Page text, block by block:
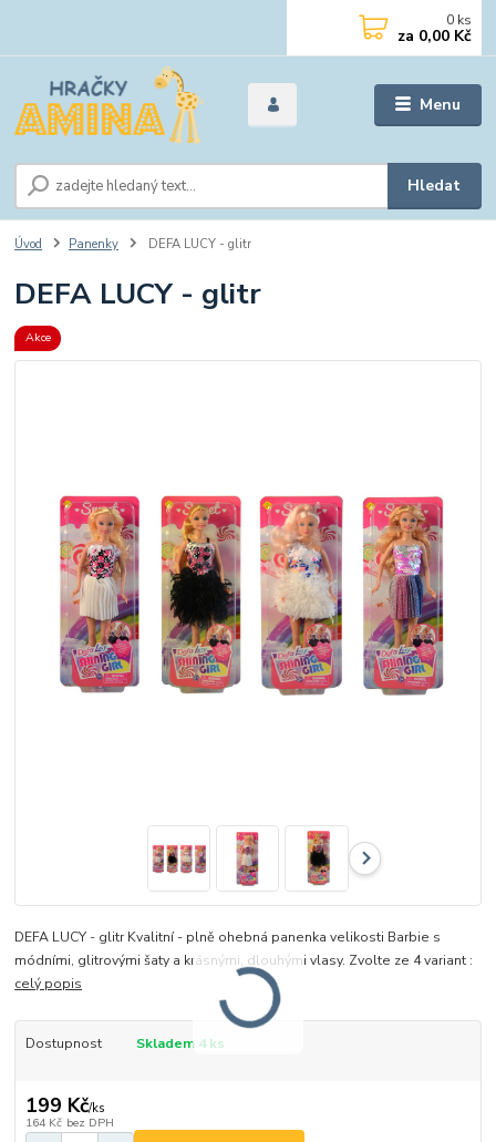
Menu
Hledat
0 ks
za 0,00 Kč
Úvod Panenky DEFA LUCY - glitr
DEFA LUCY - glitr
Akce
DEFA LUCY - glitr Kvalitní - plně ohebná panenka velikosti Barbie s
módními, glitrovými šaty a krásnými, dlouhými vlasy. Zvolte ze 4 variant :
celý popis
Dostupnost Skladem 4 ks
199 Kč/ks
164 Kč bez DPH